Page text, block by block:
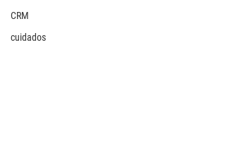
CRM
cuidados